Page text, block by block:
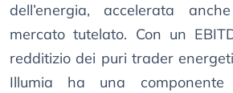
dell’energia, accelerata
mercato tutelato. Con un
redditizio dei puri trader
Illumia ha una componente